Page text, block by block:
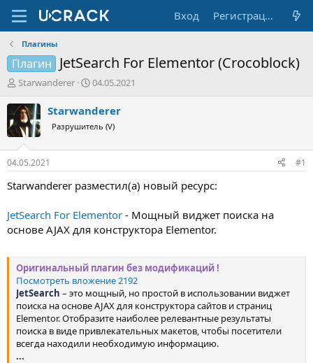
Вход Регистрация
Плагины
Плагин JetSearch For Elementor (Crocoblock)
А
т
о
р
т
е
м
ы
Starwanderer
Д
т
н
а
л
04.05.2021
Starwanderer
Разрушитель (V)
04.05.2021 #1
Starwanderer разместил(а) новый ресурс:
JetSearch For Elementor - Мощный виджет поиска на
основе AJAX для конструктора Elementor.
Оригинальный плагин без модификаций !
Посмотреть вложение 2192
JetSearch – это мощный, но простой в использовании виджет
поиска на основе AJAX для конструктора сайтов и страниц
Elementor. Отобразите наиболее релевантные результаты
поиска в виде привлекательных макетов, чтобы посетители
всегда находили необходимую информацию.
...